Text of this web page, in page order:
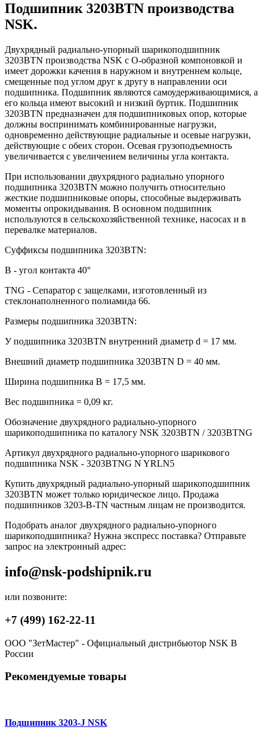
Подшипник 3203BTN производства
NSK.
Двухрядный радиально-упорный шарикоподшипник
3203BTN производства NSK с О-образной компоновкой и
имеет дорожки качения в наружном и внутреннем кольце,
смещенные под углом друг к другу в направлении оси
подшипника. Подшипник являются самоудерживающимися, а
его кольца имеют высокий и низкий буртик. Подшипник
3203BTN предназначен для подшипниковых опор, которые
должны воспринимать комбинированные нагрузки,
одновременно действующие радиальные и осевые нагрузки,
действующие с обеих сторон. Осевая грузоподъемность
увеличивается с увеличением величины угла контакта.
При использовании двухрядного радиально упорного
подшипника 3203BTN можно получить относительно
жесткие подшипниковые опоры, способные выдерживать
моменты опрокидывания. В основном подшипник
используются в сельскохозяйственной технике, насосах и в
перевалке материалов.
Суффиксы подшипника 3203BTN:
B - угол контакта 40°
TNG - Сепаратор с защелками, изготовленный из
стеклонаполненного полиамида 66.
Размеры подшипника 3203BTN:
У подшипника 3203BTN внутренний диаметр d = 17 мм.
Внешний диаметр подшипника 3203BTN D = 40 мм.
Ширина подшипника B = 17,5 мм.
Вес подшипника = 0,09 кг.
Обозначение двухрядного радиально-упорного
шарикоподшипника по каталогу NSK 3203BTN / 3203BTNG
Артикул двухрядного радиально-упорного шарикового
подшипника NSK - 3203BTNG N YRLN5
Купить двухрядный радиально-упорный шарикоподшипник
3203BTN может только юридическое лицо. Продажа
подшипников 3203-B-TN частным лицам не производится.
Подобрать аналог двухрядного радиально-упорного
шарикоподшипника? Нужна экспресс поставка? Отправьте
запрос на электронный адрес:
info@nsk-podshipnik.ru
или позвоните:
+7 (499) 162-22-11
ООО "ЗетМастер" - Официальный дистрибьютор NSK В
России
Рекомендуемые товары
Подшипник 3203-J NSK